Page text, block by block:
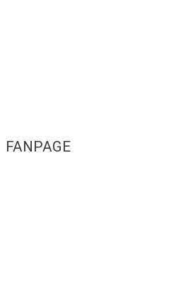
FANPAGE